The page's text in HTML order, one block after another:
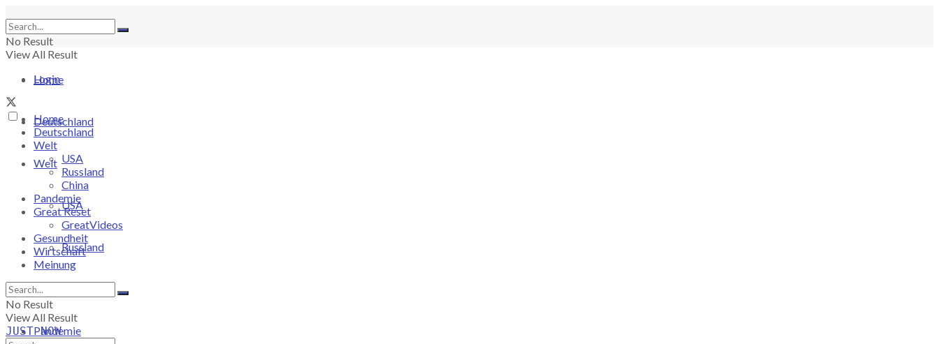
No Result
View All Result
Login
Home
Deutschland
Welt
USA
Russland
Pandemie
Home
Deutschland
Welt
USA
Russland
China
Pandemie
Great Reset
GreatVideos
Gesundheit
Wirtschaft
Meinung
No Result
View All Result
JUST-NOW